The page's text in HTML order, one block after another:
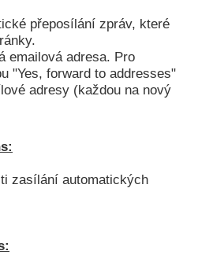
přeposílání zpráv, které
emailová adresa. Pro
"Yes, forward to addresses"
adresy (každou na nový
zasílání automatických